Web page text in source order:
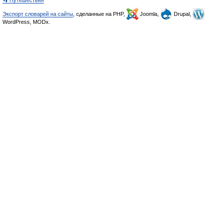
Экспорт словарей на сайты , сделанные на PHP, Joomla,
Drupal,
WordPress, MODx.